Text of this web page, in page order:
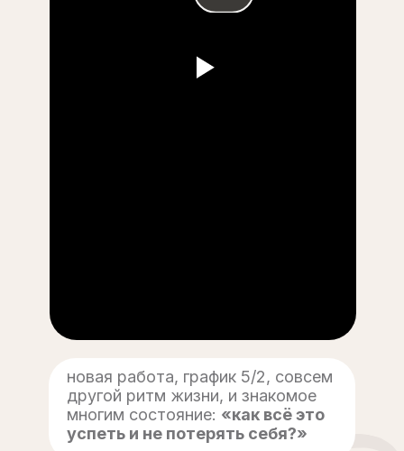
новая работа, график 5/2, совсем
другой ритм жизни, и знакомое
многим состояние: «как всё это
успеть и не потерять себя?»